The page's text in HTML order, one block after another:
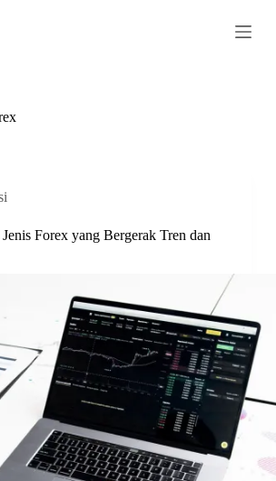
Forex yang Bergerak Tren dan